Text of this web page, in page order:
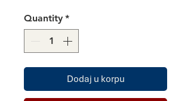
Quantity *
Dodaj u korpu